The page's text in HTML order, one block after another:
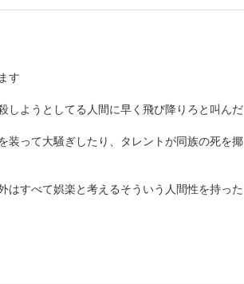
す
しようとしてる人間に早く飛び降りろと叫んだ
装って大騒ぎしたり、タレントが同族の死を揶
すべて娯楽と考えるそういう人間性を持った